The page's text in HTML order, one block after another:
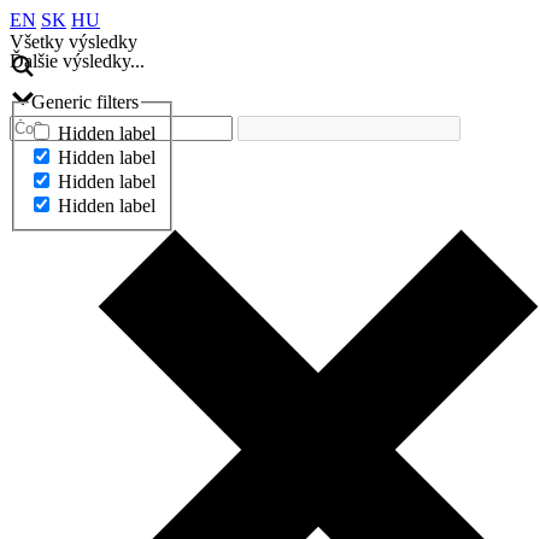
EN SK HU
Všetky výsledky
Ďalšie výsledky...
Generic filters
Hidden label
Hidden label
Hidden label
Hidden label
Ďalšie výsledky...